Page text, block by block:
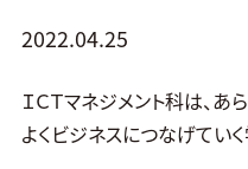
2022.04.25
ＩＣＴマネジメント科は、
よくビジネスにつなげていく